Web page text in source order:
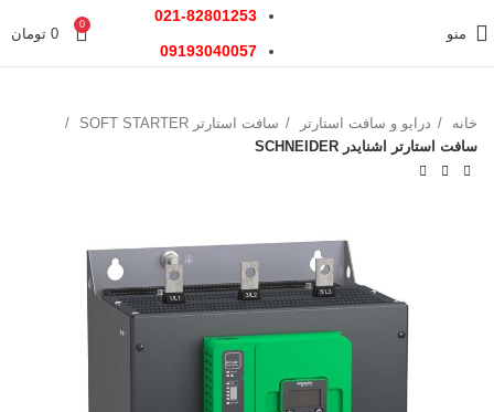
منو
021-82801253
09193040057
0
0 تومان
خانه درایو و سافت استارتر
سافت استارتر SOFT STARTER
سافت استارتر اشنایدر SCHNEIDER